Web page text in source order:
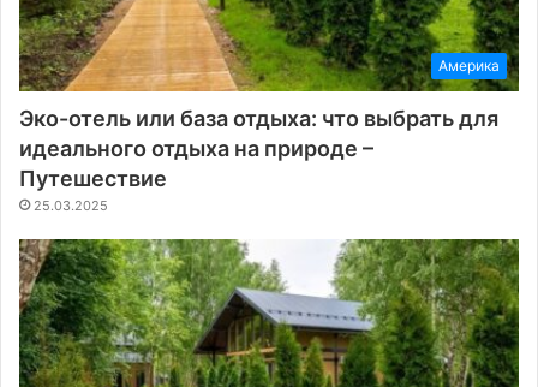
Америка
Эко-отель или база отдыха: что выбрать для
идеального отдыха на природе –
Путешествие
25.03.2025